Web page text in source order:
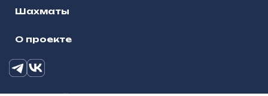
Шахматы
О проекте